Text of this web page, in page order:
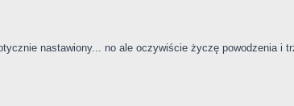
nastawiony... no ale oczywiście życzę powodzenia i